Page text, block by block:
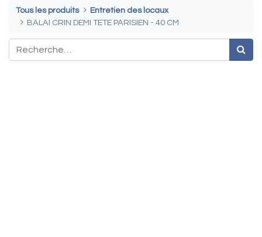
Tous les produits
Entretien des locaux
BALAI CRIN DEMI TETE PARISIEN - 40 CM